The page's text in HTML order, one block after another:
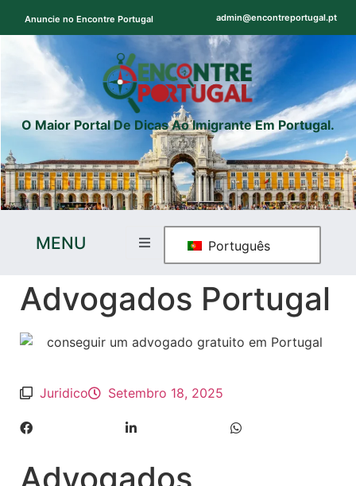
Anuncie no Encontre Portugal admin@encontreportugal.pt
O Maior Portal De Dicas Ao Imigrante Em Portugal.
MENU Português
Advogados Portugal
Juridico Setembro 18, 2025
Advogados